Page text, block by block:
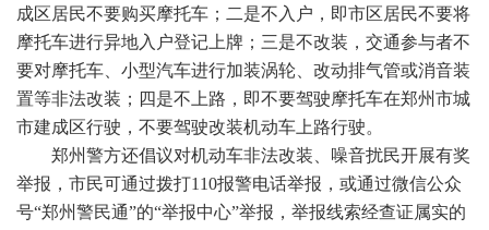
成区居民不要购买摩托车；二是不入户，即市区居民不要将
摩托车进行异地入户登记上牌；三是不改装，交通参与者不
要对摩托车、小型汽车进行加装涡轮、改动排气管或消音装
置等非法改装；四是不上路，即不要驾驶摩托车在郑州市城
市建成区行驶，不要驾驶改装机动车上路行驶。
郑州警方还倡议对机动车非法改装、噪音扰民开展有奖
举报，市民可通过拨打110报警电话举报，或通过微信公众
号“郑州警民通”的“举报中心”举报，举报线索经查证属实的